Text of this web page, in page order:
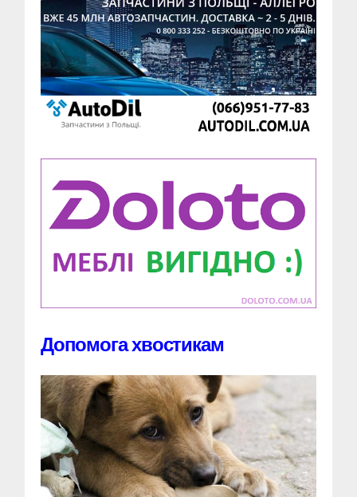
Допомога хвостикам